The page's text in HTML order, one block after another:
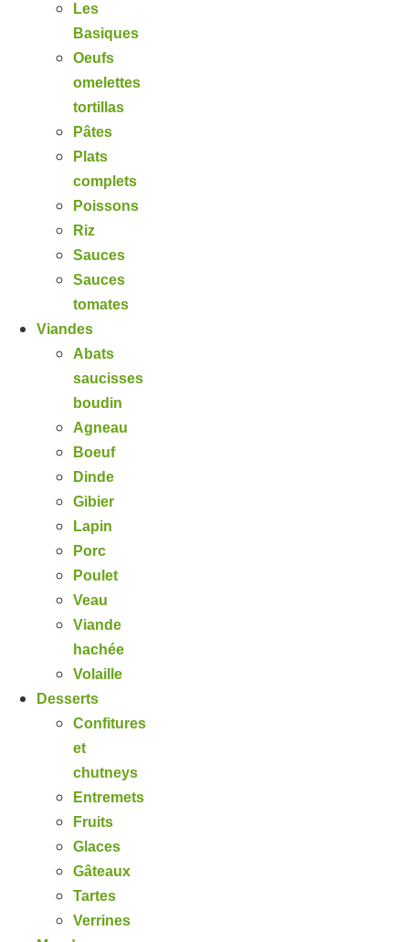
Les
Basiques
Oeufs
omelettes
tortillas
Pâtes
Plats
complets
Poissons
Riz
Sauces
Sauces
tomates
Viandes
Abats
saucisses
boudin
Agneau
Boeuf
Dinde
Gibier
Lapin
Porc
Poulet
Veau
Viande
hachée
Volaille
Desserts
Confitures
et
chutneys
Entremets
Fruits
Glaces
Gâteaux
Tartes
Verrines